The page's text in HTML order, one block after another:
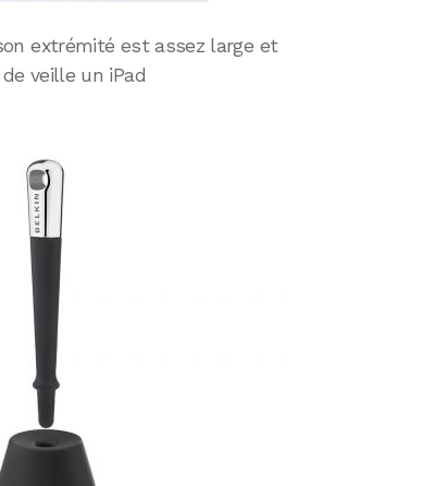
extrémité est assez large et
veille un iPad